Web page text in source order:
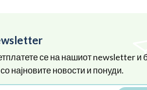
се на нашиот newsletter и
најновите новости и понуди.